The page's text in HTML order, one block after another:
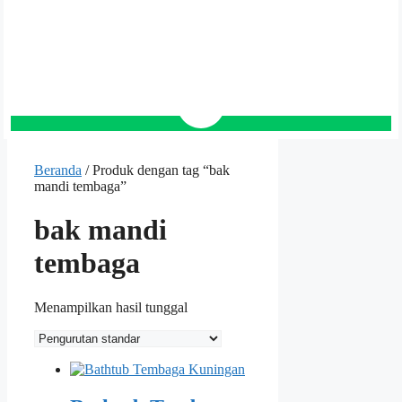
Beranda / Produk dengan tag “bak
mandi tembaga”
bak mandi
tembaga
Menampilkan hasil tunggal